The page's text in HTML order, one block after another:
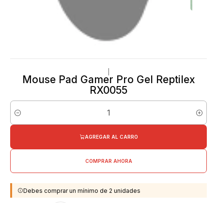
Mouse Pad Gamer Pro Gel Reptilex
RX0055
Cantidad
AGREGAR AL CARRO
COMPRAR AHORA
Debes comprar un mínimo de 2 unidades